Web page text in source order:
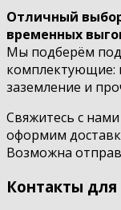
Отличный
временных
Мы подберём
комплектующие:
заземление и
Свяжитесь с
оформим
Возможна
Контакты для